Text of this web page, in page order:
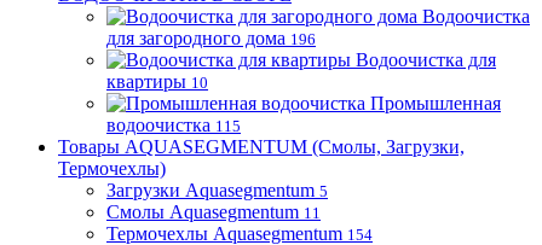
Водоочистка
для загородного дома 196
Водоочистка для
квартиры 10
Промышленная
водоочистка 115
Товары AQUASEGMENTUM (Смолы, Загрузки,
Термочехлы)
Загрузки Aquasegmentum 5
Смолы Aquasegmentum 11
Термочехлы Aquasegmentum 154